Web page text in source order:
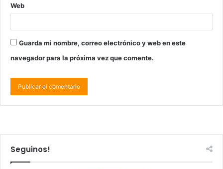
Web
Guarda mi nombre, correo electrónico y web en este
navegador para la próxima vez que comente.
Seguinos!